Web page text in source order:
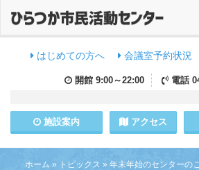
はじめての方へ 会議室予約状況
開館 9:00～22:00 電話
施設案内 アクセス
ホーム » トピックス » 年末年始のセンターの